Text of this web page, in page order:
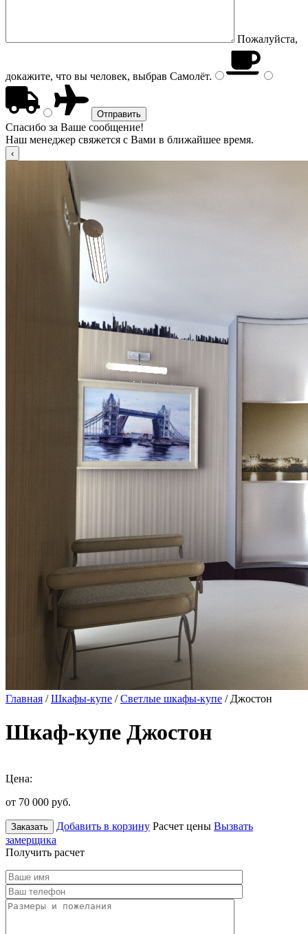
Пожалуйста,
докажите, что вы человек, выбрав Самолёт.
Спасибо за Ваше сообщение!
Наш менеджер свяжется с Вами в ближайшее время.
Главная /Шкафы-купе /Светлые шкафы-купе / Джостон
Шкаф-купе Джостон
Цена:
от 70 000 руб.
Заказать Добавить в корзину Расчет цены Вызвать
замерщика
Получить расчет